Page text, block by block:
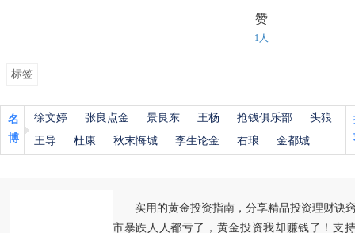
赞
1人
标签
名
博
徐文婷 张良点金 景良东 王杨 抢钱俱乐部
头狼
王导
杜康 秋末悔城 李生论金 右琅 金都城
实用的黄金投资指南，分享精品投资理财诀
市暴跌人人都亏了，黄金投资我却赚钱了！支